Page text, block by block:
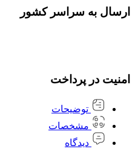
ارسال به سراسر کشور
امنیت در پرداخت
توضیحات
مشخصات
دیدگاه